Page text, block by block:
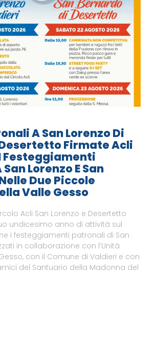
A San Lorenzo Di
Firmate Acli
Festeggiamenti
Lorenzo E San
Due Piccole
Valle Gesso
Acli San Lorenzo e Desertetto
undicesimo anno di attività sul
i festeggiamenti patronali di San
in collaborazione con l’Unità
con il Comune di Valdieri e con
del Santuario della Madonna del